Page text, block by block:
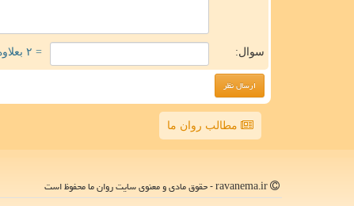
سوال: = ۲ بعلاوه ۳
مطالب روان ما